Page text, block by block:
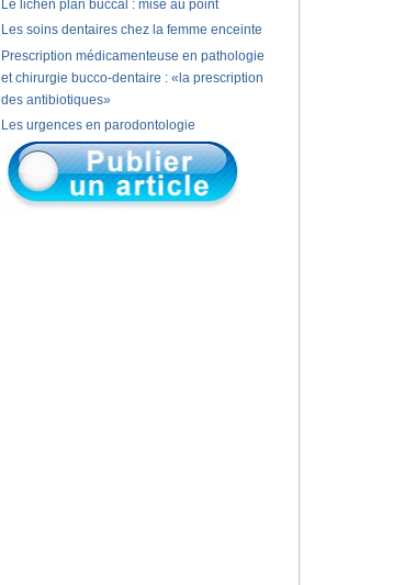
Le lichen plan buccal : mise au point
Les soins dentaires chez la femme enceinte
Prescription médicamenteuse en pathologie
et chirurgie bucco-dentaire : «la prescription
des antibiotiques»
Les urgences en parodontologie